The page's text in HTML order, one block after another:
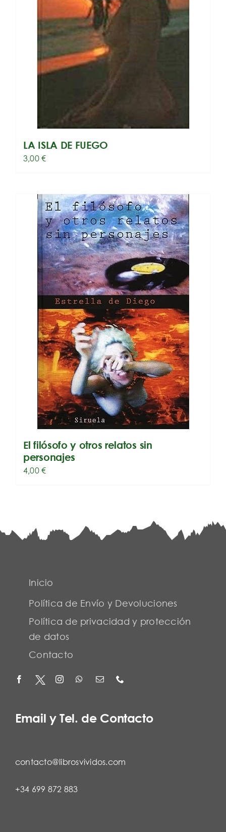
LA ISLA DE FUEGO
3,00€
El filósofo y otros relatos sin
personajes
4,00€
Inicio
Política de Envío y Devoluciones
Política de privacidad y protección
de datos
Contacto
Email y Tel. de Contacto
contacto@librosvividos.com
+34 699 872 883